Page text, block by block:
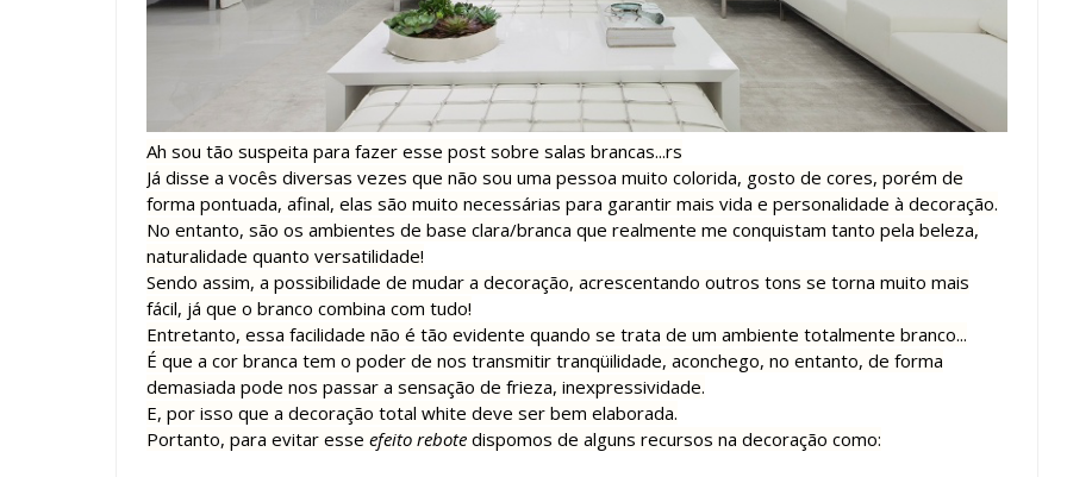
Ah sou tão suspeita para fazer esse post sobre salas brancas...rs
Já disse a vocês diversas vezes que não sou uma pessoa muito colorida, gosto de cores, porém de
forma pontuada, afinal, elas são muito necessárias para garantir mais vida e personalidade à decoração.
No entanto, são os ambientes de base clara/branca que realmente me conquistam tanto pela beleza,
naturalidade quanto versatilidade!
Sendo assim, a possibilidade de mudar a decoração, acrescentando outros tons se torna muito mais
fácil, já que o branco combina com tudo!
Entretanto, essa facilidade não é tão evidente quando se trata de um ambiente totalmente branco...
É que a cor branca tem o poder de nos transmitir tranqüilidade, aconchego, no entanto, de forma
demasiada pode nos passar a sensação de frieza, inexpressividade.
E, por isso que a decoração total white deve ser bem elaborada.
Portanto, para evitar esse efeito rebote dispomos de alguns recursos na decoração como: